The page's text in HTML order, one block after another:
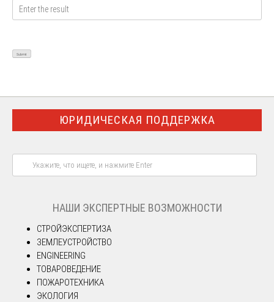
ЮРИДИЧЕСКАЯ ПОДДЕРЖКА
НАШИ ЭКСПЕРТНЫЕ ВОЗМОЖНОСТИ
СТРОЙЭКСПЕРТИЗА
ЗЕМЛЕУСТРОЙСТВО
ENGINEERING
ТОВАРОВЕДЕНИЕ
ПОЖАРОТЕХНИКА
ЭКОЛОГИЯ